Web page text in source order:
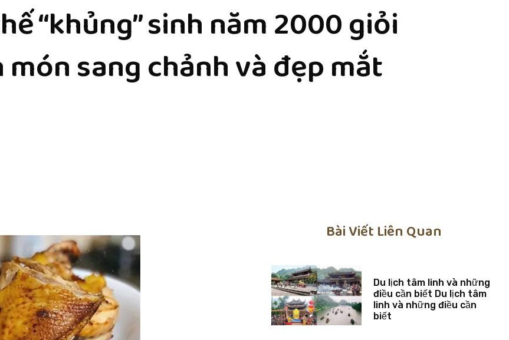
“khủng” sinh năm 2000 giỏi
món sang chảnh và đẹp mắt
Bài Viết Liên Quan
Du lịch tâm linh và những
điều cần biết Du lịch tâm
linh và những điều cần
biết